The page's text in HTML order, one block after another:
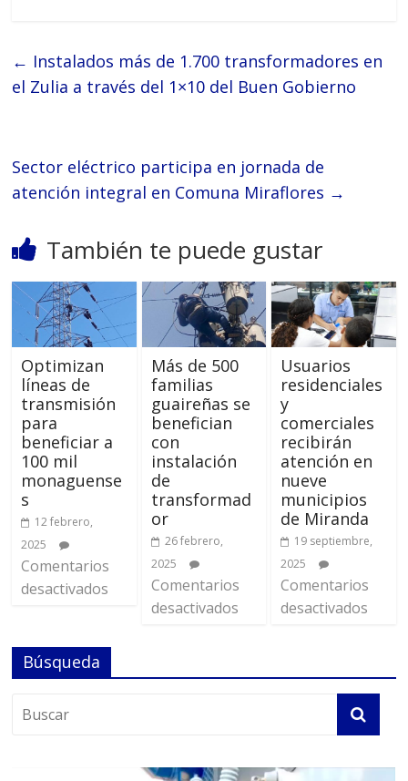
← Instalados más de 1.700 transformadores en
el Zulia a través del 1×10 del Buen Gobierno
Sector eléctrico participa en jornada de
atención integral en Comuna Miraflores →
También te puede gustar
Optimizan
líneas de
transmisión
para
beneficiar a
100 mil
monaguense
s
12 febrero,
2025
Comentarios
desactivados
Más de 500
familias
guaireñas se
benefician
con
instalación
de
transformad
or
26 febrero,
2025
Comentarios
desactivados
Usuarios
residenciales
y
comerciales
recibirán
atención en
nueve
municipios
de Miranda
19 septiembre,
2025
Comentarios
desactivados
Búsqueda